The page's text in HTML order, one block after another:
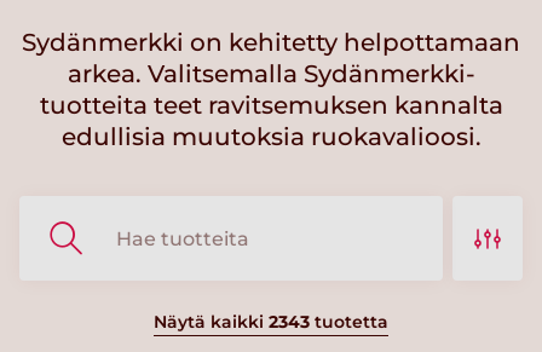
Sydänmerkki on kehitetty helpottamaan
arkea. Valitsemalla Sydänmerkki-
tuotteita teet ravitsemuksen kannalta
edullisia muutoksia ruokavalioosi.
Näytä kaikki 2343 tuotetta